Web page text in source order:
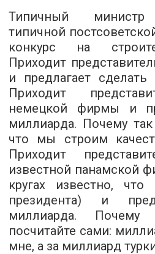
Типичный министр
типичной
конкурс на
Приходит
и предлагает
Приходит
немецкой фирмы и
миллиарда. Почему
что мы строим
Приходит
известной панамской
кругах известно,
президента) и
миллиарда.
посчитайте сами:
мне, а за миллиард